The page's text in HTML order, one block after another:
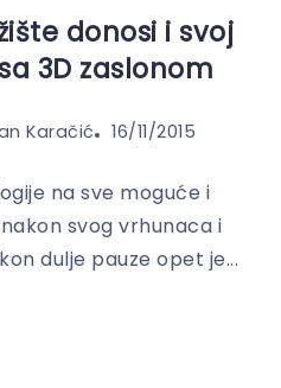
donosi i svoj
3D zaslonom
Karačić 16/11/2015
na sve moguće i
svog vrhunaca i
dulje pauze opet je...